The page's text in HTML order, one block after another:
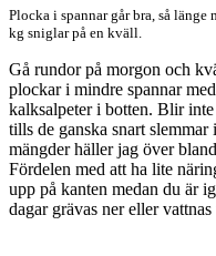
Plocka i spannar går bra, så
kg sniglar på en kväll.
Gå rundor på morgon och
plockar i mindre spannar
kalksalpeter i botten. Blir
tills de ganska snart
mängder häller jag över
Fördelen med att ha lite
upp på kanten medan du är
dagar grävas ner eller